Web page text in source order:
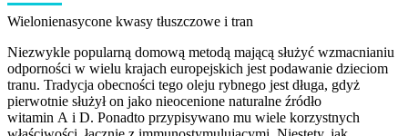
Wielonienasycone kwasy tłuszczowe i tran
Niezwykle popularną domową metodą mającą służyć wzmacnianiu
odporności w wielu krajach europejskich jest podawanie dzieciom
tranu. Tradycja obecności tego oleju rybnego jest długa, gdyż
pierwotnie służył on jako nieocenione naturalne źródło
witamin A i D. Ponadto przypisywano mu wiele korzystnych